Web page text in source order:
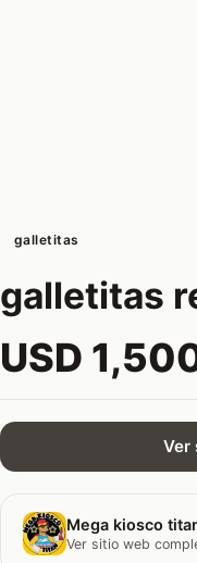
galletitas
galletitas
USD
Ver
Mega kiosco
Ver sitio web